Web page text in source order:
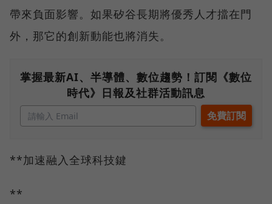
帶來負面影響。如果矽谷長期將優秀人才擋在門
外，那它的創新動能也將消失。
掌握最新AI、半導體、數位趨勢！訂閱《數位
時代》日報及社群活動訊息
**加速融入全球科技鍵
**